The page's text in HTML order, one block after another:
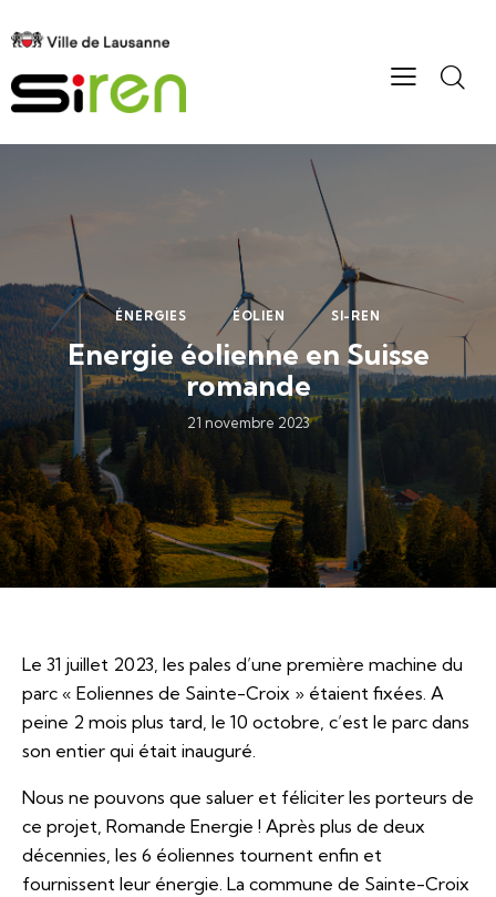
ÉNERGIES ÉOLIEN SI-REN
Energie éolienne en Suisse
romande
21 novembre 2023
Le 31 juillet 2023, les pales d’une première machine du
parc « Eoliennes de Sainte-Croix » étaient fixées. A
peine 2 mois plus tard, le 10 octobre, c’est le parc dans
son entier qui était inauguré.
Nous ne pouvons que saluer et féliciter les porteurs de
ce projet, Romande Energie ! Après plus de deux
décennies, les 6 éoliennes tournent enfin et
fournissent leur énergie. La commune de Sainte-Croix